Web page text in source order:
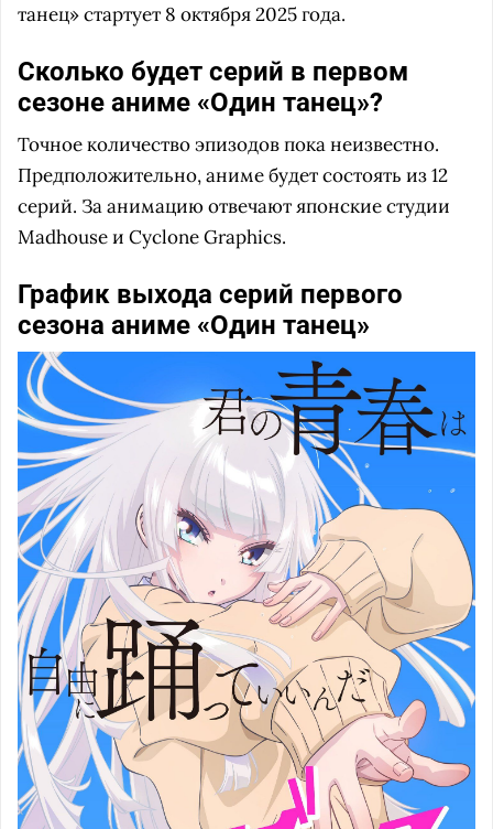
танец» стартует 8 октября 2025 года.
Сколько будет серий в первом
сезоне аниме «Один танец»?
Точное количество эпизодов пока неизвестно.
Предположительно, аниме будет состоять из 12
серий. За анимацию отвечают японские студии
Madhouse и Cyclone Graphics.
График выхода серий первого
сезона аниме «Один танец»